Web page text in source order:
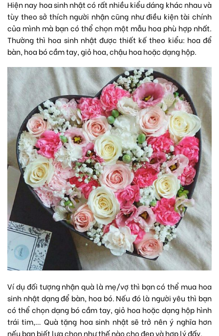
Hiện nay hoa sinh nhật có rất nhiều kiểu dáng khác nhau và
tùy theo sở thích người nhận cũng như điều kiện tài chính
của mình mà bạn có thể chọn một mẫu hoa phù hợp nhất.
Thường thì hoa sinh nhật được thiết kế theo kiểu: hoa để
bàn, hoa bó cầm tay,giỏ hoa, chậu hoa hoặc dạng hộp.
Ví dụ đối tượng nhận quà là mẹ/vợ thì bạn có thể mua hoa
sinh nhật dạng để bàn, hoa bó. Nếu đó là người yêu thì bạn
có thể chọn dạng bó cầm tay, giỏ hoa hoặc dạng hộp hình
trái tim,… Quà tặng hoa sinh nhật sẽ trở nên ý nghĩa hơn
nếu bạn biết lựa chọn như thế nào cho đẹp và hợp lý đấy.